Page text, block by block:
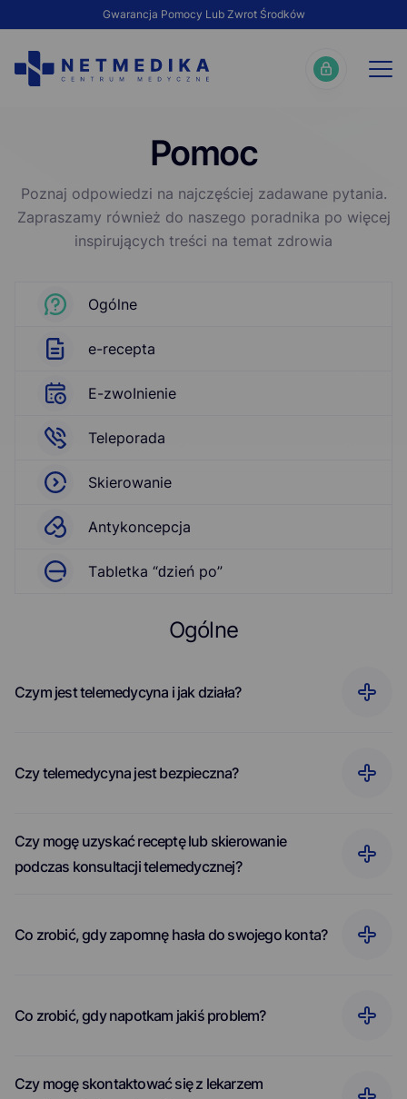
Gwarancja Pomocy Lub Zwrot Środków
Pomoc
Poznaj odpowiedzi na najczęściej zadawane pytania.
Zapraszamy również do naszego poradnika po więcej
inspirujących treści na temat zdrowia
Ogólne
e-rесepta
E-zwоInіenіе
Teleporada
Skierowanie
Antуkоnсерсja
ΤаbIеtkа “ԁzіеń ро”
Ogólne
Czym jest telemedycyna i jak działa?
Czy telemedycyna jest bezpieczna?
Czy mogę uzyskać receptę lub skierowanie
podczas konsultacji telemedycznej?
Co zrobić, gdy zapomnę hasła do swojego konta?
Co zrobić, gdy napotkam jakiś problem?
Czy mogę skontaktować się z lekarzem